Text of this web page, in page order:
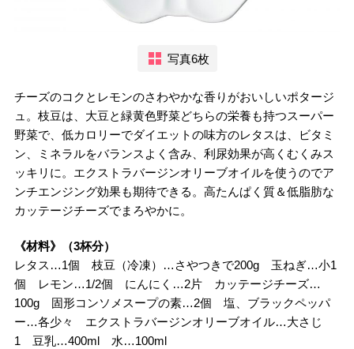
写真6枚
チーズのコクとレモンのさわやかな香りがおいしいポタージ
ュ。枝豆は、大豆と緑黄色野菜どちらの栄養も持つスーパー
野菜で、低カロリーでダイエットの味方のレタスは、ビタミ
ン、ミネラルをバランスよく含み、利尿効果が高くむくみス
ッキリに。エクストラバージンオリーブオイルを使うのでア
ンチエンジング効果も期待できる。高たんぱく質＆低脂肪な
カッテージチーズでまろやかに。
《材料》（3杯分）
レタス…1個 枝豆（冷凍）…さやつきで200g 玉ねぎ…小1
個 レモン…1/2個 にんにく…2片 カッテージチーズ…
100g 固形コンソメスープの素…2個 塩、ブラックペッパ
ー…各少々 エクストラバージンオリーブオイル…大さじ
1 豆乳…400ml 水…100ml